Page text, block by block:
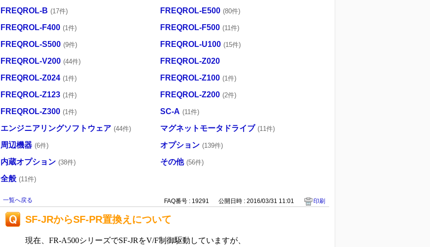
FREQROL-B (17件) FREQROL-E500 (80件)
FREQROL-F400 (1件) FREQROL-F500 (11件)
FREQROL-S500 (9件) FREQROL-U100 (15件)
FREQROL-V200 (44件)
FREQROL-Z020
FREQROL-Z024 (1件) FREQROL-Z100 (1件)
FREQROL-Z123 (1件) FREQROL-Z200 (2件)
FREQROL-Z300 (1件) SC-A (11件)
エンジニアリングソフトウェア (44件) マグネットモータドライブ (11件)
周辺機器 (6件) オプション (139件)
内蔵オプション (38件) その他 (56件)
全般 (11件)
一覧へ戻る FAQ番号 : 19291 公開日時 : 2016/03/31 11:01 印刷
SF-JRからSF-PR置換えについて
現在、FR-A500シリーズでSF-JRをV/F制御駆動していますが、